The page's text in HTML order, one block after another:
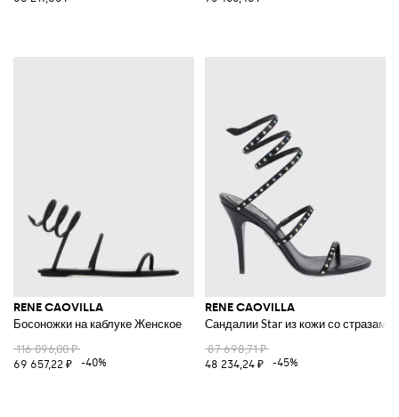
RENE CAOVILLA
Босоножки на каблуке Женское
116 096,00 ₽
69 657,22 ₽
-40%
RENE CAOVILLA
Сандалии Star из кожи со
87 698,71 ₽
48 234,24 ₽
-45%